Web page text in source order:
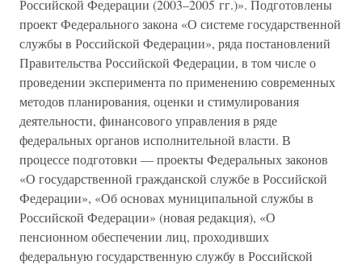
Российской Федерации (2003–2005 гг.)». Подготовлены
проект Федерального закона «О системе государственной
службы в Российской Федерации», ряда постановлений
Правительства Российской Федерации, в том числе о
проведении эксперимента по применению современных
методов планирования, оценки и стимулирования
деятельности, финансового управления в ряде
федеральных органов исполнительной власти. В
процессе подготовки — проекты Федеральных законов
«О государственной гражданской службе в Российской
Федерации», «Об основах муниципальной службы в
Российской Федерации» (новая редакция), «О
пенсионном обеспечении лиц, проходивших
федеральную государственную службу в Российской